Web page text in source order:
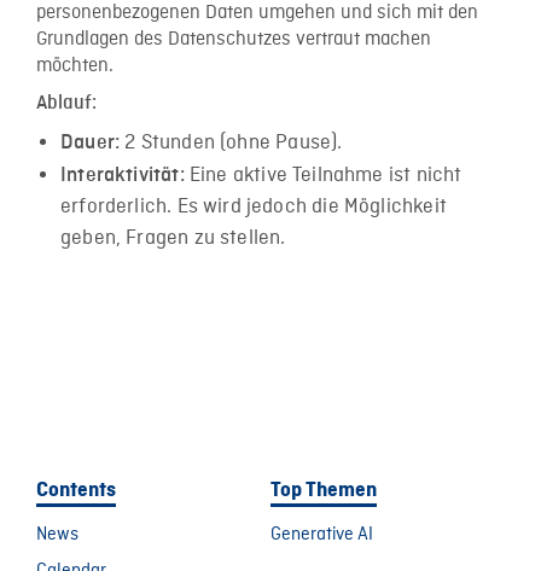
personenbezogenen Daten umgehen und sich mit den
Grundlagen des Datenschutzes vertraut machen
möchten.
Ablauf:
Dauer: 2 Stunden (ohne Pause).
Interaktivität:Eine aktive Teilnahme ist nicht
erforderlich. Es wird jedoch die Möglichkeit
geben, Fragen zu stellen.
Contents
News
Top Themen
Generative AI